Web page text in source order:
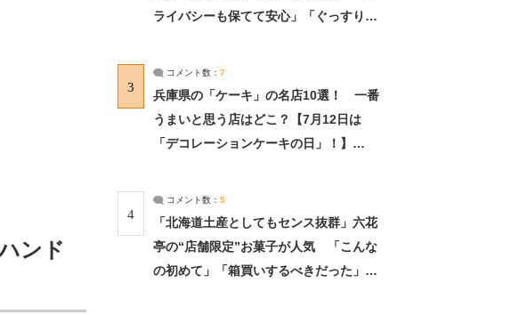
ンド
ライバシーも保てて安心」「ぐっすり眠
3
コメント数： 7
兵庫県の「ケーキ」の名店10選！ 一番
うまいと思う店はどこ？【7月12日は
「デコレーションケーキの日」！】
4
コメント数： 5
「北海道土産としてもセンス抜群」六花
亭の“店舗限定”お菓子が人気 「こんな
の初めて」「箱買いするべきだった」